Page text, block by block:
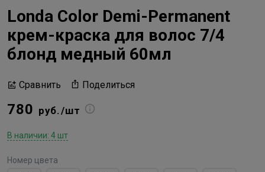
Londa Color Demi-Permanent
крем-краска для волос 7/4
блонд медный 60мл
Сравнить Поделиться
780 руб./шт
В наличии: 4 шт
Номер цвета